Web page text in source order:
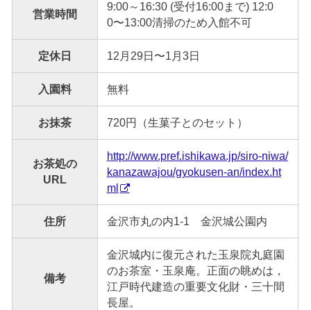
営業時間
9:00～16:30 (受付16:00まで) 12:0
0〜13:00清掃のため入館不可
定休日 12月29日〜1月3日
入園料 無料
お抹茶 720円（生菓子とのセット）
お茶処の
URL
http://www.pref.ishikawa.jp/siro-niwa/
kanazawajou/gyokusen-an/index.ht
ml
住所 金沢市丸の内1-1 金沢城公園内
備考
金沢城内に復元された玉泉院丸庭園
のお茶室・玉泉庵。正面の眺めは，
江戸時代建造の重要文化財・三十間
長屋。